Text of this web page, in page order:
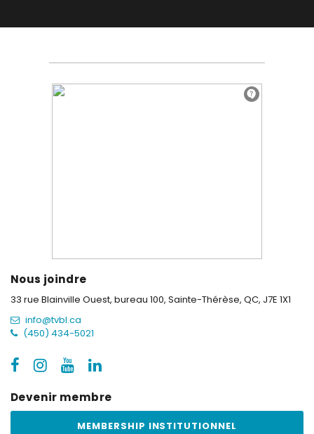
Nous joindre
33 rue Blainville Ouest, bureau 100, Sainte-Thérèse, QC, J7E 1X1
info@tvbl.ca
(450) 434-5021
Devenir membre
MEMBERSHIP INSTITUTIONNEL